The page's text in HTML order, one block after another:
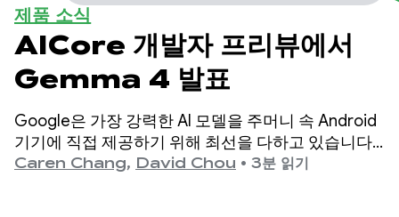
제품 소식
AICore 개발자 프리뷰에서
Gemma 4 발표
Google은 가장 강력한 AI 모델을 주머니 속 Android
기기에 직접 제공하기 위해 최선을 다하고 있습니다.
오늘 Google은 최첨단 오픈 모델인 Gemma 4의 출
Caren Chang, David Chou • 3분 읽기